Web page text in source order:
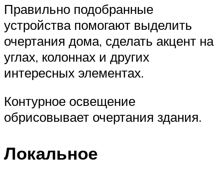
Правильно подобранные
устройства помогают выделить
очертания дома, сделать акцент на
углах, колоннах и других
интересных элементах.
Контурное освещение
обрисовывает очертания здания.
Локальное